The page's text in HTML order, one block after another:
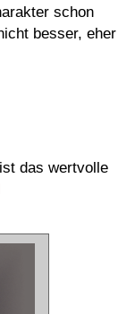
schon
besser, eher
das wertvolle